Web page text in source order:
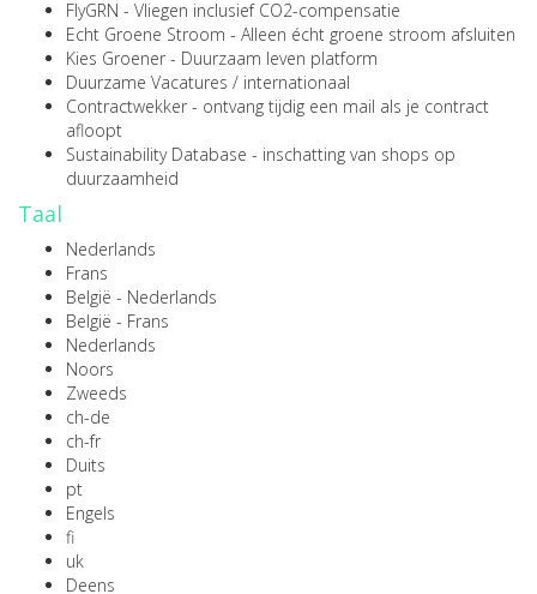
FlyGRN - Vliegen inclusief CO2-compensatie
Echt Groene Stroom - Alleen écht groene stroom afsluiten
Kies Groener - Duurzaam leven platform
Duurzame Vacatures / internationaal
Contractwekker - ontvang tijdig een mail als je contract
afloopt
Sustainability Database - inschatting van shops op
duurzaamheid
Taal
Nederlands
Frans
België - Nederlands
België - Frans
Nederlands
Noors
Zweeds
ch-de
ch-fr
Duits
pt
Engels
fi
uk
Deens